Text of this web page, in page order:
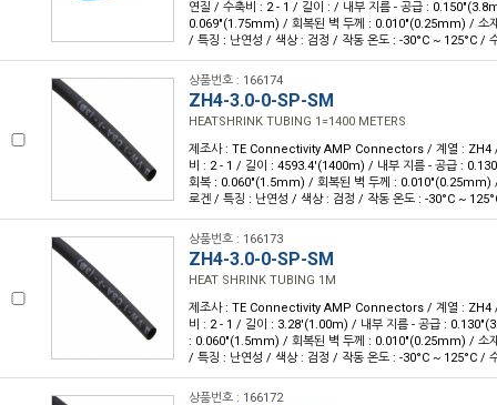
연질 / 수축비 : 2 - 1 / 길이 : / 내부 지름 - 공급 :
0.069"(1.75mm) / 회복된 벽 두께 : 0.010"(0.25mm) / 소
/ 특징 : 난연성 / 색상 : 검정 / 작동 온도 : -30°C ~ 125°C /
상품번호 : 166174
ZH4-3.0-0-SP-SM
HEATSHRINK TUBING 1=1400 METERS
제조사 : TE Connectivity AMP Connectors / 계열 : ZH4
비 : 2 - 1 / 길이 : 4593.4'(1400m) / 내부 지름 - 공급 :
회복 : 0.060"(1.5mm) / 회복된 벽 두께 : 0.010"(0.25mm)
로겐 / 특징 : 난연성 / 색상 : 검정 / 작동 온도 : -30°C ~
상품번호 : 166173
ZH4-3.0-0-SP-SM
HEAT SHRINK TUBING 1M
제조사 : TE Connectivity AMP Connectors / 계열 : ZH4
비 : 2 - 1 / 길이 : 3.28'(1.00m) / 내부 지름 - 공급 :
: 0.060"(1.5mm) / 회복된 벽 두께 : 0.010"(0.25mm) / 소
/ 특징 : 난연성 / 색상 : 검정 / 작동 온도 : -30°C ~ 125°C /
상품번호 : 166172